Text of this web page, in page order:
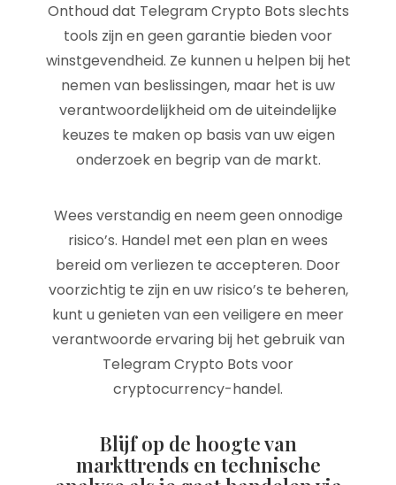
Onthoud dat Telegram Crypto Bots slechts
tools zijn en geen garantie bieden voor
winstgevendheid. Ze kunnen u helpen bij het
nemen van beslissingen, maar het is uw
verantwoordelijkheid om de uiteindelijke
keuzes te maken op basis van uw eigen
onderzoek en begrip van de markt.
Wees verstandig en neem geen onnodige
risico’s. Handel met een plan en wees
bereid om verliezen te accepteren. Door
voorzichtig te zijn en uw risico’s te beheren,
kunt u genieten van een veiligere en meer
verantwoorde ervaring bij het gebruik van
Telegram Crypto Bots voor
cryptocurrency-handel.
Blijf op de hoogte van
markttrends en technische